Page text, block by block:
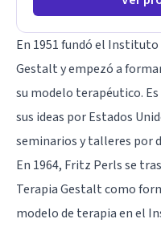
En 1951 fundó el Instituto
Gestalt y empezó a
su modelo terapéutico.
sus ideas por Estados
seminarios y talleres por
En 1964, Fritz Perls se
Terapia Gestalt como
modelo de terapia en el